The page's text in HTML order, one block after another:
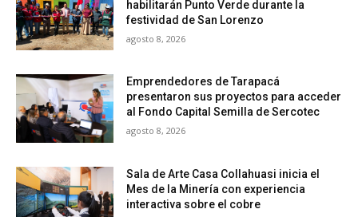
habilitarán Punto Verde durante la
festividad de San Lorenzo
agosto 8, 2026
Emprendedores de Tarapacá
presentaron sus proyectos para acceder
al Fondo Capital Semilla de Sercotec
agosto 8, 2026
Sala de Arte Casa Collahuasi inicia el
Mes de la Minería con experiencia
interactiva sobre el cobre